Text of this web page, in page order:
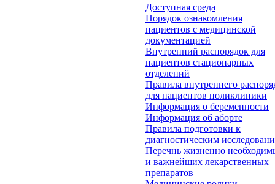
Доступная среда
Порядок ознакомления
пациентов с медицинской
документацией
Внутренний распорядок для
пациентов стационарных
отделений
Правила внутреннего
для пациентов поликлиники
Информация о беременности
Информация об аборте
Правила подготовки к
диагностическим
Перечнь жизненно
и важнейших лекарственных
препаратов